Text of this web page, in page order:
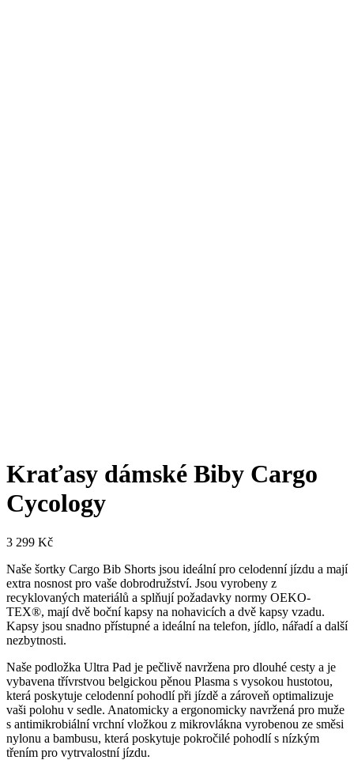
Kraťasy dámské Biby Cargo
Cycology
3 299 Kč
Naše šortky Cargo Bib Shorts jsou ideální pro celodenní jízdu a mají
extra nosnost pro vaše dobrodružství. Jsou vyrobeny z
recyklovaných materiálů a splňují požadavky normy OEKO-
TEX®, mají dvě boční kapsy na nohavicích a dvě kapsy vzadu.
Kapsy jsou snadno přístupné a ideální na telefon, jídlo, nářadí a další
nezbytnosti.
Naše podložka Ultra Pad je pečlivě navržena pro dlouhé cesty a je
vybavena třívrstvou belgickou pěnou Plasma s vysokou hustotou,
která poskytuje celodenní pohodlí při jízdě a zároveň optimalizuje
vaši polohu v sedle. Anatomicky a ergonomicky navržená pro muže
s antimikrobiální vrchní vložkou z mikrovlákna vyrobenou ze směsi
nylonu a bambusu, která poskytuje pokročilé pohodlí s nízkým
třením pro vytrvalostní jízdu.